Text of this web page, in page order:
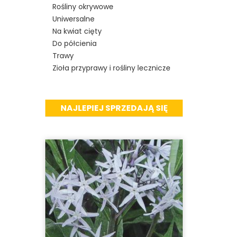
Rośliny okrywowe
Uniwersalne
Na kwiat cięty
Do półcienia
Trawy
Zioła przyprawy i rośliny lecznicze
NAJLEPIEJ SPRZEDAJĄ SIĘ